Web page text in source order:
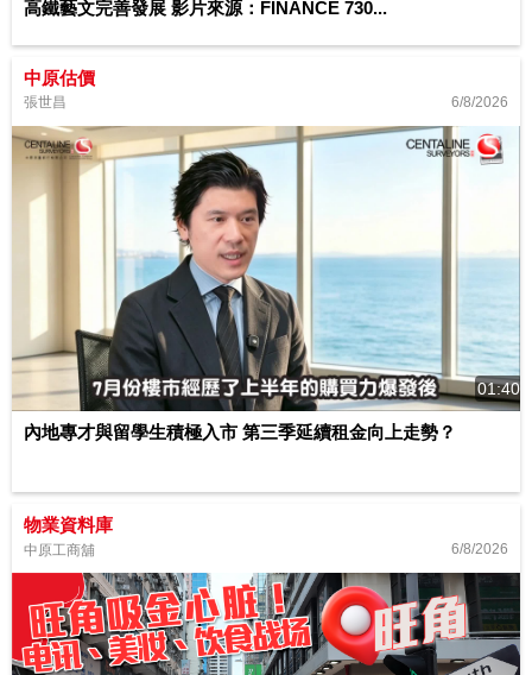
高鐵藝文完善發展 影片來源：FINANCE 730...
中原估價
張世昌 6/8/2026
01:40
內地專才與留學生積極入市 第三季延續租金向上走勢？
物業資料庫
中原工商舖 6/8/2026